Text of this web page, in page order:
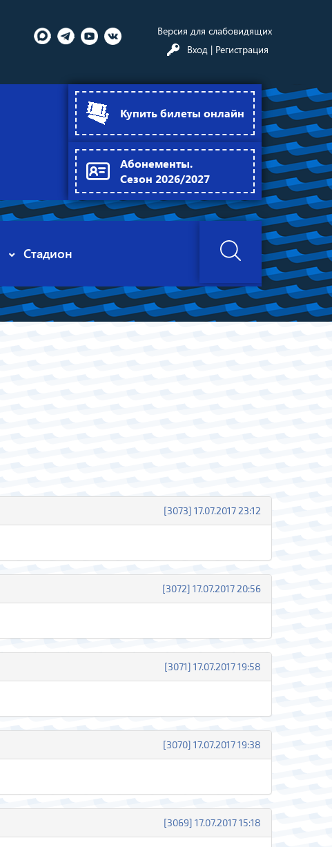
Версия для слабовидящих
Вход | Регистрация
Купить билеты онлайн
Абонементы.
Сезон 2026/2027
Стадион
[3073] 17.07.2017 23:12
[3072] 17.07.2017 20:56
[3071] 17.07.2017 19:58
[3070] 17.07.2017 19:38
[3069] 17.07.2017 15:18